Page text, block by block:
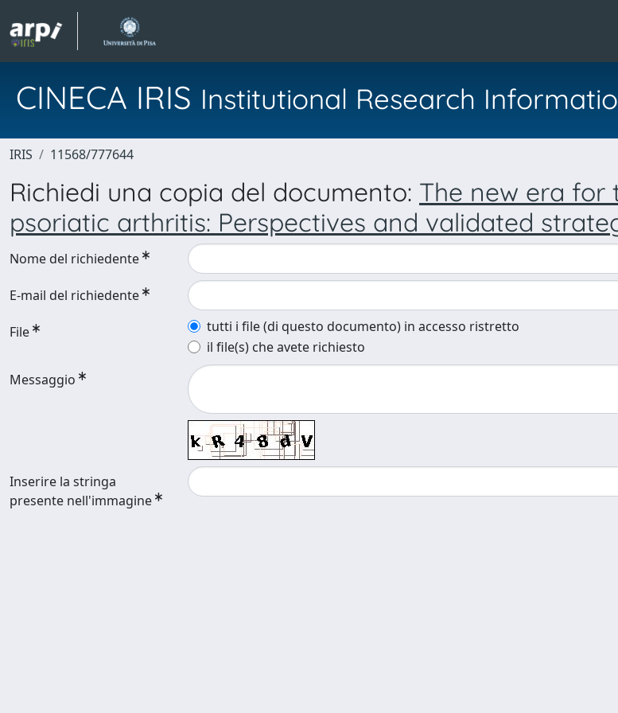
CINECA IRIS Institutional Research
IRIS 11568/777644
Richiedi una copia del documento: The new era for
psoriatic arthritis: Perspectives and validated
Nome del richiedente
E-mail del richiedente
File
tutti i file (di questo documento) in accesso ristretto
il file(s) che avete richiesto
Messaggio
Inserire la stringa
presente nell'immagine